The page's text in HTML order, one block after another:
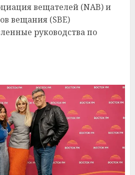
вещателей (NAB) и
вещания (SBE)
руководства по